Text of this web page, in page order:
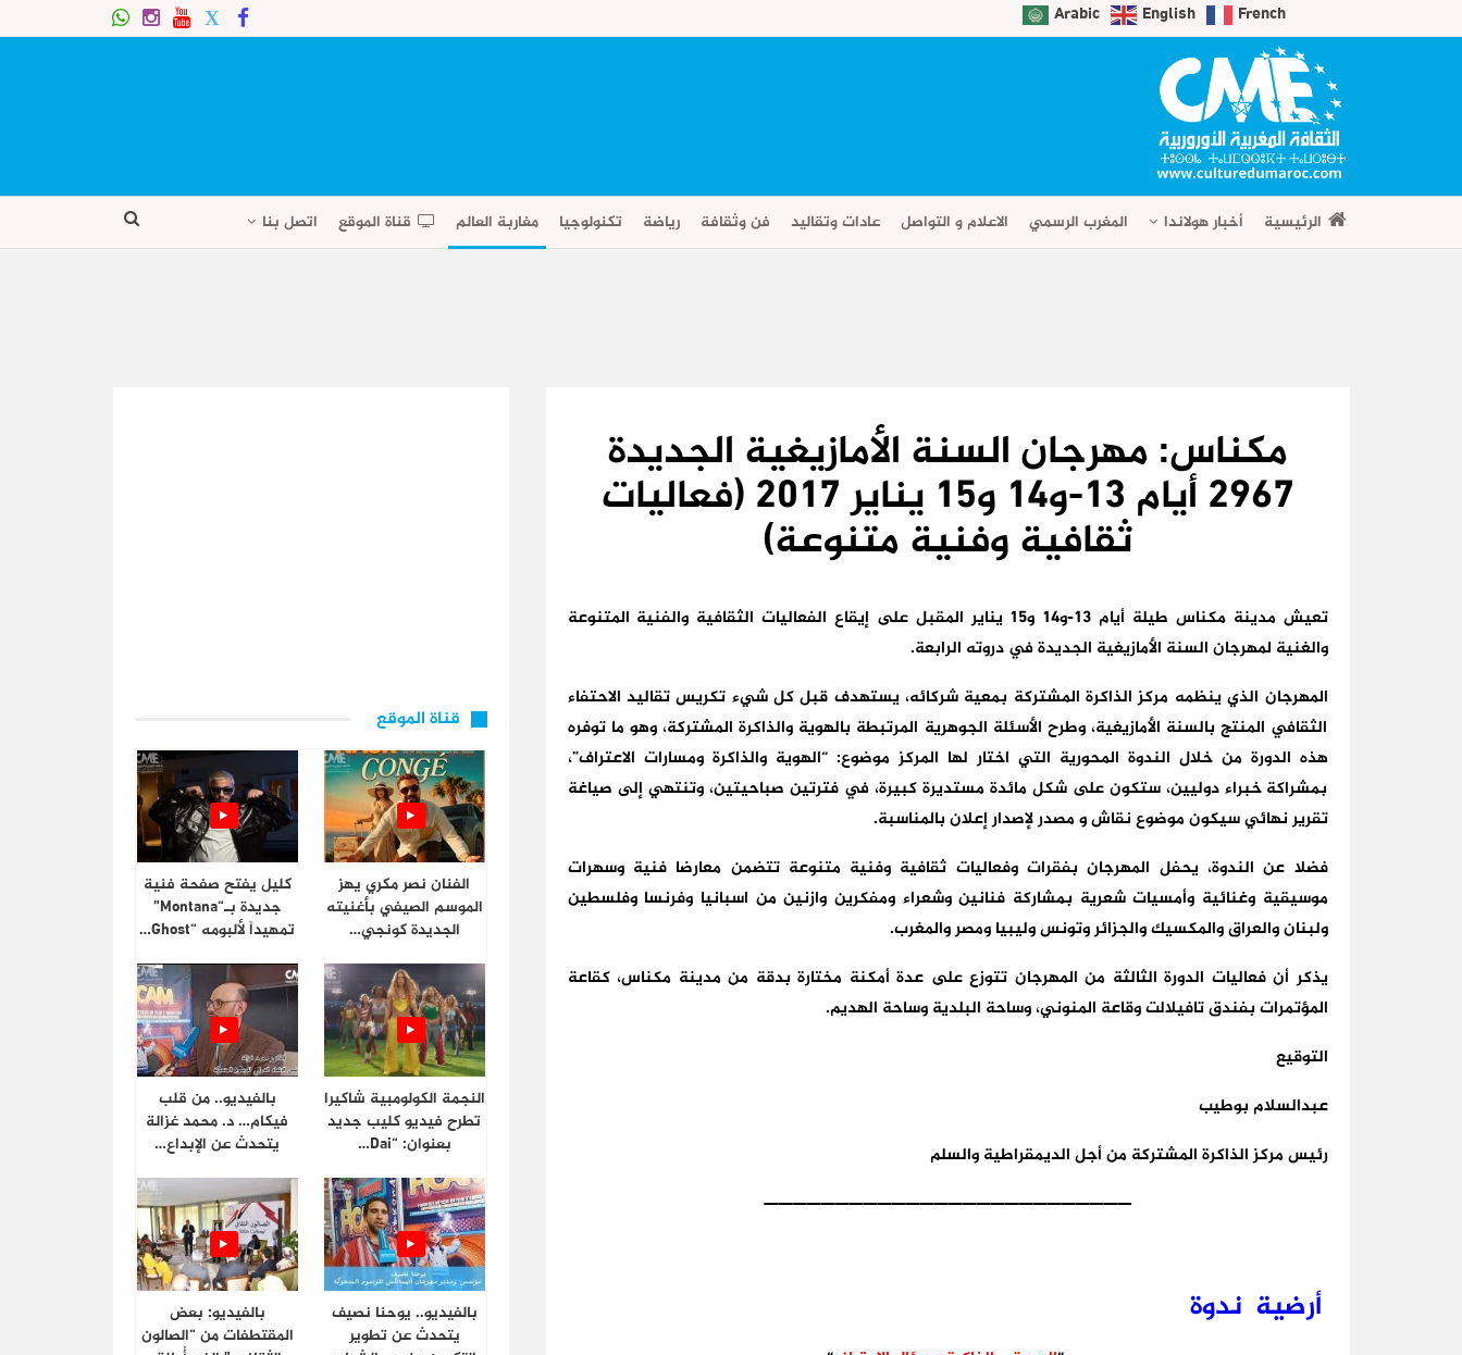
Arabic English French
الرئيسية أخبار هولاندا المغرب الرسمي الاعلام و التواصل عادات وتقاليد فن وثقافة رياضة تكنولوجيا مغاربة العالم قناة الموقع اتصل بنا
مكناس: مهرجان السنة الأمازيغية الجديدة
2967 أيام 13-و14 و15 يناير 2017 (فعاليات
ثقافية وفنية متنوعة)
تعيش مدينة مكناس طيلة أيام 13-و14 و15 يناير المقبل على إيقاع الفعاليات الثقافية والفنية المتنوعة
والغنية لمهرجان السنة الأمازيغية الجديدة في دروته الرابعة.
المهرجان الذي ينظمه مركز الذاكرة المشتركة بمعية شركائه، يستهدف قبل كل شيء تكريس تقاليد الاحتفاء
الثقافي المنتج بالسنة الأمازيغية، وطرح الأسئلة الجوهرية المرتبطة بالهوية والذاكرة المشتركة، وهو ما توفره
هذه الدورة من خلال الندوة المحورية التي اختار لها المركز موضوع:“الهوية والذاكرة ومسارات الاعتراف”،
بمشراكة خبراء دوليين، ستكون على شكل مائدة مستديرة كبيرة، في فترتين صباحيتين، وتنتهي إلى صياغة
تقرير نهائي سيكون موضوع نقاش و مصدر لإصدار إعلان بالمناسبة.
فضلا عن الندوة، يحفل المهرجان بفقرات وفعاليات ثقافية وفنية متنوعة تتضمن معارضا فنية وسهرات
موسيقية وغنائية وأمسيات شعرية بمشاركة فنانين وشعراء ومفكرين وازنين من اسبانيا وفرنسا وفلسطين
ولبنان والعراق والمكسيك والجزائر وتونس وليبيا ومصر والمغرب.
يذكر أن فعاليات الدورة الثالثة من المهرجان تتوزع على عدة أمكنة مختارة بدقة من مدينة مكناس، كقاعة
المؤتمرات بفندق تافيلالت وقاعة المنوني، وساحة البلدية وساحة الهديم.
التوقيع
عبدالسلام بوطيب
رئيس مركز الذاكرة المشتركة من أجل الديمقراطية والسلم
——————————————————————————
أرضية ندوة
قناة الموقع
الفنان نصر مكري يهز
الموسم الصيفي بأغنيته
الجديدة كونجي…
كليل يفتح صفحة فنية
جديدة بـ“Montana”
تمهيداً لألبومه “Ghost…
النجمة الكولومبية شاكيرا
تطرح فيديو كليب جديد
بعنوان: “Dai…
بالفيديو.. من قلب
فيكام… د. محمد غزالة
يتحدث عن الإبداع…
بالفيديو.. يوحنا نصيف
يتحدث عن تطوير
بالفيديو: بعض
المقتطفات من “الصالون